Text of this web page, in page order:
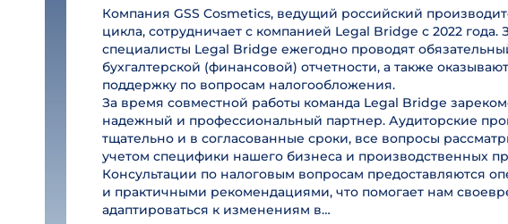
Компания GSS Cosmetics, ведущий российский
цикла, сотрудничает с компанией Legal Bridge с 2022 года.
специалисты Legal Bridge ежегодно проводят
бухгалтерской (финансовой) отчетности, а также
поддержку по вопросам налогообложения.
За время совместной работы команда Legal Bridge
надежный и профессиональный партнер. Аудиторские
тщательно и в согласованные сроки, все вопросы
учетом специфики нашего бизнеса и производственных
Консультации по налоговым вопросам предоставляются
и практичными рекомендациями, что помогает нам
адаптироваться к изменениям в…